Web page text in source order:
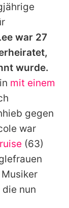
war 27
wurde.
mit einem
gegen
war
(63)
die nun